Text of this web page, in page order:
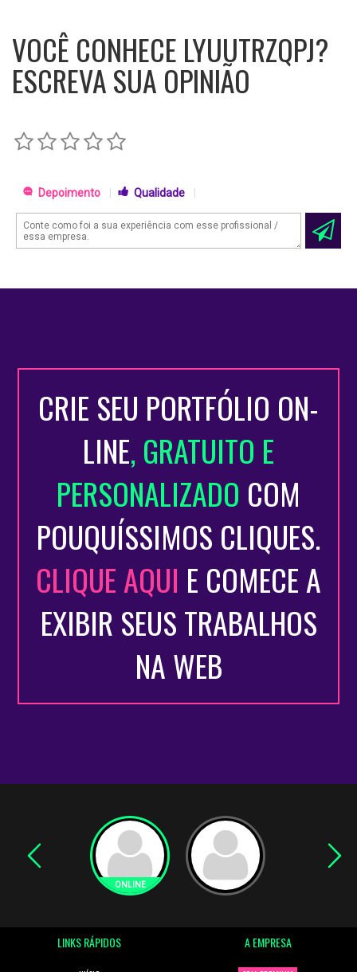
VOCÊ CONHECE LYUUTRZQPJ?
ESCREVA SUA OPINIÃO
Depoimento Qualidade
CRIE SEU PORTFÓLIO ON-
LINE, GRATUITO E
PERSONALIZADO COM
POUQUÍSSIMOS CLIQUES.
CLIQUE AQUI E COMECE A
EXIBIR SEUS TRABALHOS
NA WEB
LINKS RÁPIDOS A EMPRESA